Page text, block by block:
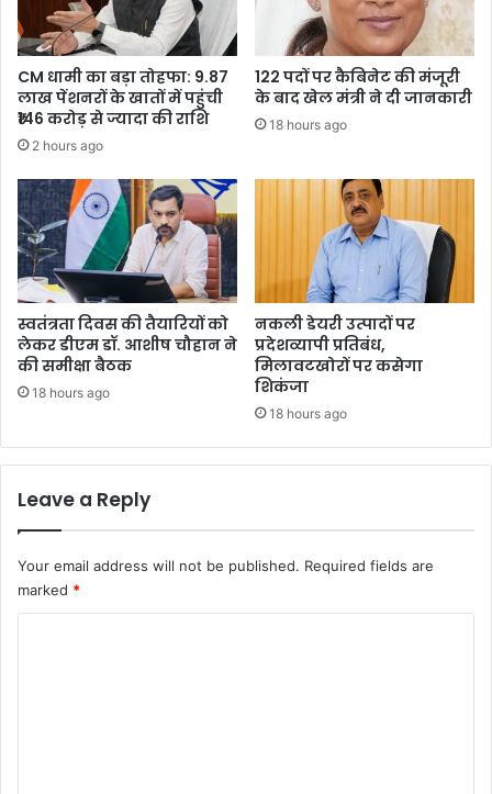
CM धामी का बड़ा तोहफा: 9.87
लाख पेंशनरों के खातों में पहुंची
₹146 करोड़ से ज्यादा की राशि
2 hours ago
122 पदों पर कैबिनेट की मंजूरी
के बाद खेल मंत्री ने दी जानकारी
18 hours ago
स्वतंत्रता दिवस की तैयारियों को
लेकर डीएम डॉ. आशीष चौहान ने
की समीक्षा बैठक
18 hours ago
नकली डेयरी उत्पादों पर
प्रदेशव्यापी प्रतिबंध,
मिलावटखोरों पर कसेगा
शिकंजा
18 hours ago
Leave a Reply
Your email address will not be published. Required fields are
marked *